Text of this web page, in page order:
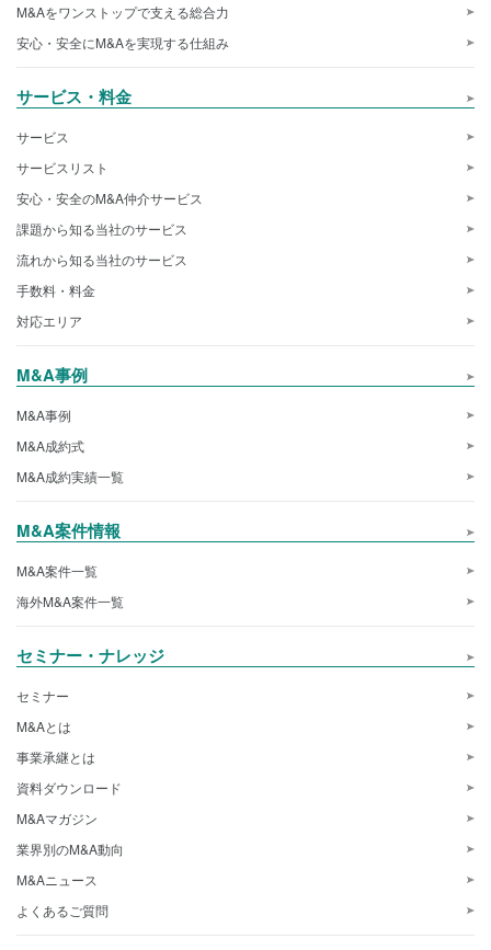
M&Aをワンストップで支える総合力
安心・安全にM&Aを実現する仕組み
サービス・料金
サービス
サービスリスト
安心・安全のM&A仲介サービス
課題から知る当社のサービス
流れから知る当社のサービス
手数料・料金
対応エリア
M&A事例
M&A事例
M&A成約式
M&A成約実績一覧
M&A案件情報
M&A案件一覧
海外M&A案件一覧
セミナー・ナレッジ
セミナー
M&Aとは
事業承継とは
資料ダウンロード
M&Aマガジン
業界別のM&A動向
M&Aニュース
よくあるご質問